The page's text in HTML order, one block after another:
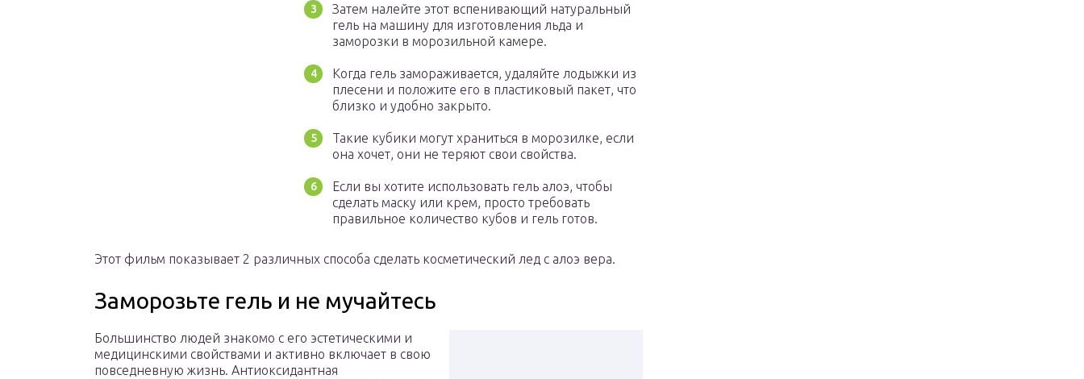
Затем налейте этот вспенивающий натуральный
гель на машину для изготовления льда и
заморозки в морозильной камере.
Когда гель замораживается, удаляйте лодыжки из
плесени и положите его в пластиковый пакет, что
близко и удобно закрыто.
Такие кубики могут храниться в морозилке, если
она хочет, они не теряют свои свойства.
Если вы хотите использовать гель алоэ, чтобы
сделать маску или крем, просто требовать
правильное количество кубов и гель готов.
Этот фильм показывает 2 различных способа сделать косметический лед с алоэ вера.
Заморозьте гель и не мучайтесь
Большинство людей знакомо с его эстетическими и
медицинскими свойствами и активно включает в свою
повседневную жизнь. Антиоксидантная